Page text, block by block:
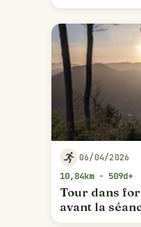
06/04/2026
10,84km - 509d+
Tour dans
avant la